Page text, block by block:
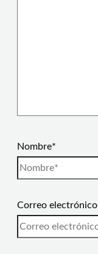
Nombre*
Correo